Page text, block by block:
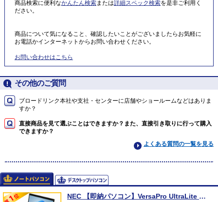
商品検索に便利なかんたん検索または詳細スペック検索を是非ご利用く
ださい。
商品について気になること、確認したいことがございましたらお気軽に
お電話かインターネットからお問い合わせください。
お問い合わせはこちら
その他のご質問
ブロードリンク本社や支社・センターに店舗やショールームなどはありま
すか？
直接商品を見て選ぶことはできますか？また、直接引き取りに行って購入
できますか？
よくある質問の一覧を見る
NEC 【即納パソコン】VersaPro UltraLite タイプVB (Win11pro64) 5N8